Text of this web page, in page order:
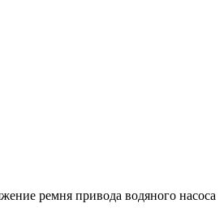
ремня привода водяного насоса